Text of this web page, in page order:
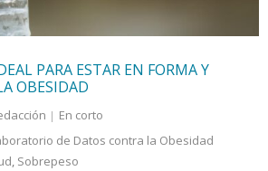
PARA ESTAR EN FORMA Y
OBESIDAD
En corto
de Datos contra la Obesidad
, Sobrepeso